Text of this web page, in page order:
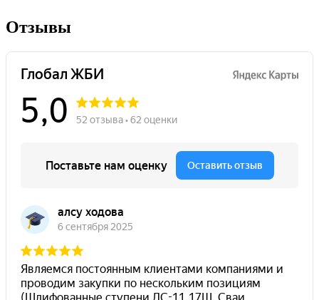
поле
пустым.
поле
пустым.
Отзывы